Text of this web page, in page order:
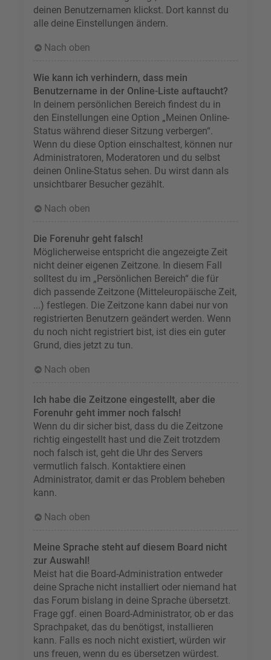
deinen Benutzernamen klickst. Dort kannst du
alle deine Einstellungen ändern.
Nach oben
Wie kann ich verhindern, dass mein
Benutzername in der Online-Liste auftaucht?
In deinem persönlichen Bereich findest du in
den Einstellungen eine Option „Meinen Online-
Status während dieser Sitzung verbergen“.
Wenn du diese Option einschaltest, können nur
Administratoren, Moderatoren und du selbst
deinen Online-Status sehen. Du wirst dann als
unsichtbarer Besucher gezählt.
Nach oben
Die Forenuhr geht falsch!
Möglicherweise entspricht die angezeigte Zeit
nicht deiner eigenen Zeitzone. In diesem Fall
solltest du im „Persönlichen Bereich“ die für
dich passende Zeitzone (Mitteleuropäische Zeit,
...) festlegen. Die Zeitzone kann dabei nur von
registrierten Benutzern geändert werden. Wenn
du noch nicht registriert bist, ist dies ein guter
Grund, dies jetzt zu tun.
Nach oben
Ich habe die Zeitzone eingestellt, aber die
Forenuhr geht immer noch falsch!
Wenn du dir sicher bist, dass du die Zeitzone
richtig eingestellt hast und die Zeit trotzdem
noch falsch ist, geht die Uhr des Servers
vermutlich falsch. Kontaktiere einen
Administrator, damit er das Problem beheben
kann.
Nach oben
Meine Sprache steht auf diesem Board nicht
zur Auswahl!
Meist hat die Board-Administration entweder
deine Sprache nicht installiert oder niemand hat
das Forum bislang in deine Sprache übersetzt.
Frage ggf. einen Board-Administrator, ob er das
Sprachpaket, das du benötigst, installieren
kann. Falls es noch nicht existiert, würden wir
uns freuen, wenn du es übersetzen würdest.